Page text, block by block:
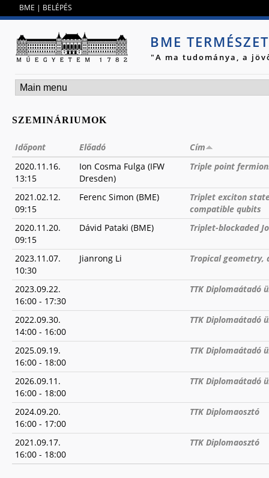
BME | BELÉPÉS
BME
"A ma tudománya, a
SZEMINÁRIUMOK
Időpont Előadó
Cím
2020.11.16.
13:15
Ion Cosma Fulga (IFW
Dresden)
Triple point
2021.02.12.
09:15
Ferenc Simon (BME)
Triplet exciton
compatible qubits
2020.11.20.
09:15
Dávid Pataki (BME) Triplet-blockaded
2023.11.07.
10:30
Jianrong Li Tropical geometry,
2023.09.22.
16:00 - 17:30
TTK Diplomaátadó
2022.09.30.
14:00 - 16:00
TTK Diplomaátadó
2025.09.19.
16:00 - 18:00
TTK Diplomaátadó
2026.09.11.
16:00 - 18:00
TTK Diplomaátadó
2024.09.20.
16:00 - 17:00
TTK Diplomaosztó
2021.09.17.
16:00 - 18:00
TTK Diplomaosztó